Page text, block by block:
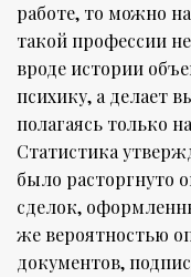
работе, то можно
такой профессии
вроде истории
психику, а делает
полагаясь только
Статистика
было расторгнуто
сделок,
же вероятностью
документов,